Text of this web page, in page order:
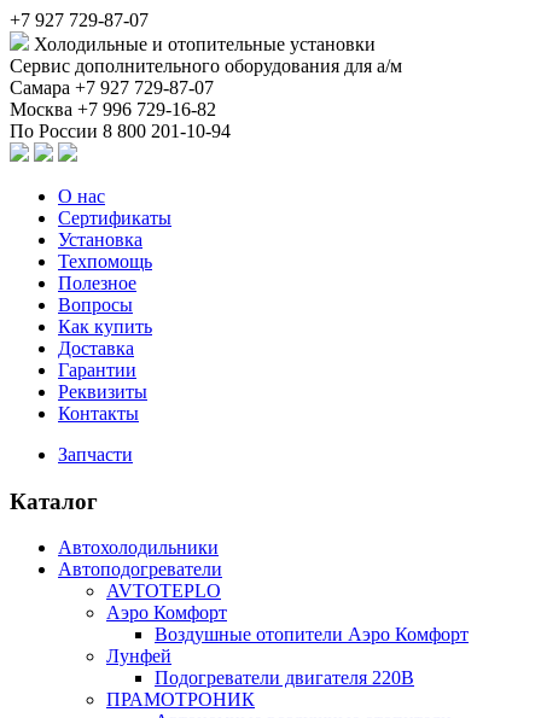
+7 927 729-87-07
Холодильные и отопительные установки
Сервис дополнительного оборудования для а/м
Самара +7 927 729-87-07
Москва +7 996 729-16-82
По России 8 800 201-10-94
О нас
Сертификаты
Установка
Техпомощь
Полезное
Вопросы
Как купить
Доставка
Гарантии
Реквизиты
Контакты
Запчасти
Каталог
Автохолодильники
Автоподогреватели
AVTOTEPLO
Аэро Комфорт
Воздушные отопители Аэро Комфорт
Лунфей
Подогреватели двигателя 220В
ПРАМОТРОНИК